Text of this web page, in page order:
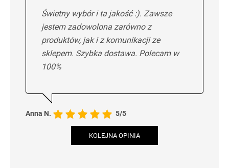
Świetny wybór i ta jakość :). Zawsze
jestem zadowolona zarówno z
produktów, jak i z komunikacji ze
sklepem. Szybka dostawa. Polecam w
100%
Anna N. 5/5
KOLEJNA OPINIA